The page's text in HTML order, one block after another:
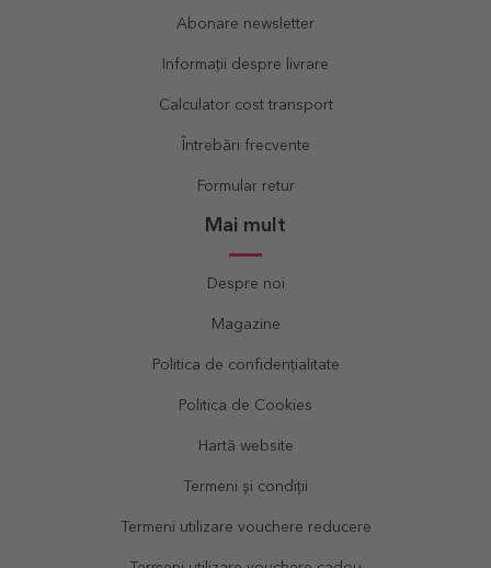
Abonare newsletter
Informații despre livrare
Calculator cost transport
Întrebări frecvente
Formular retur
Mai mult
Despre noi
Magazine
Politica de confidențialitate
Politica de Cookies
Hartă website
Termeni și condiții
Termeni utilizare vouchere reducere